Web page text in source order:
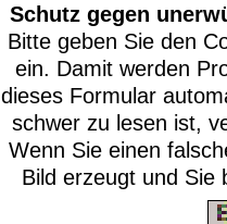
Schutz gegen
Bitte geben Sie den
ein. Damit werden
dieses Formular
schwer zu lesen ist,
Wenn Sie einen
Bild erzeugt und Sie